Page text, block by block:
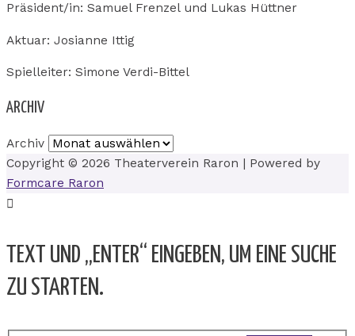
Präsident/in: Samuel Frenzel und Lukas Hüttner
Aktuar: Josianne Ittig
Spielleiter: Simone Verdi-Bittel
ARCHIV
Archiv
Copyright © 2026 Theaterverein Raron | Powered by
Formcare Raron
TEXT UND „ENTER“ EINGEBEN, UM EINE SUCHE
ZU STARTEN.